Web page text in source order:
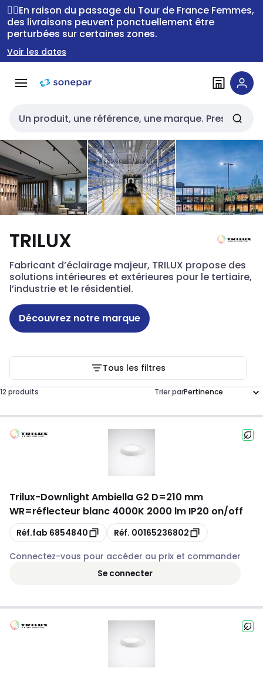
Passer à la
navigation
Passer
au
contenu
🚴‍♂️En raison du passage du Tour de France Femmes,
des livraisons peuvent ponctuellement être
perturbées sur certaines zones.
Voir les dates
Entrée de recherche
TRILUX
Fabricant d’éclairage majeur, TRILUX propose des
solutions intérieures et extérieures pour le tertiaire,
l’industrie et le résidentiel.
Découvrez notre marque
Tous les filtres
12 produits Trier par
Trilux-Downlight Ambiella G2 D=210 mm
WR=réflecteur blanc 4000K 2000 lm IP20 on/off
Copie
Réf.fab 6854840 Copie
Réf. 00165236802
Connectez-vous pour accéder au prix et commander
Se connecter